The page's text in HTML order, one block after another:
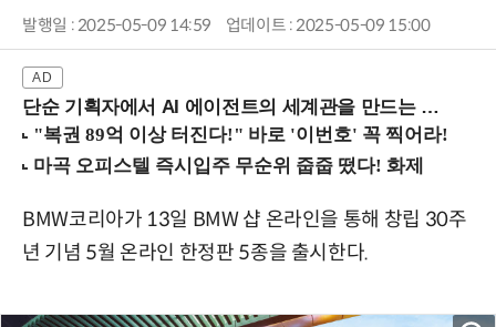
발행일 : 2025-05-09 14:59 업데이트 : 2025-05-09 15:00
단순 기획자에서 AI 에이전트의 세계관을 만드는 지식 설계자로.. (8/20 강남역)
BMW코리아가 13일 BMW 샵 온라인을 통해 창립 30주
년 기념 5월 온라인 한정판 5종을 출시한다.